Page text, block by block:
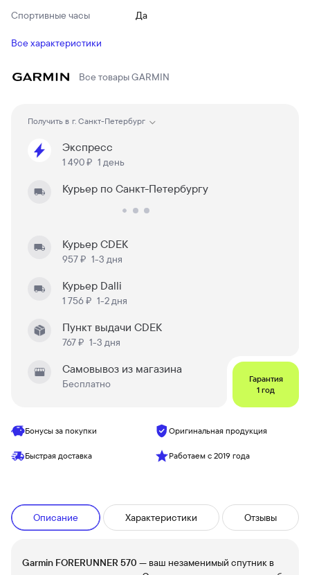
Спортивные часы
Да
Все характеристики
Все товарыGARMIN
Получить в г. Санкт-Петербург
Экспресс
1 490 ₽ 1 день
Курьер по Санкт-Петербургу
Курьер CDEK
957 ₽ 1-3 дня
Курьер Dalli
1 756 ₽ 1-2 дня
Пункт выдачи CDEK
767 ₽ 1-3 дня
Самовывоз из магазина
Бесплатно
Гарантия
1 год
Бонусы за покупки Оригинальная продукция
Быстрая доставка Работаем с 2019 года
Описание Характеристики Отзывы
Garmin FORERUNNER 570 — ваш незаменимый спутник в